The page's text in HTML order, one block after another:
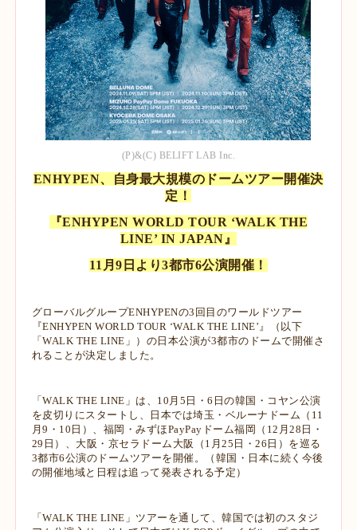
(P)&(C) BELIFT LAB Inc.
ENHYPEN、自身最大規模のドームツアー開催決
定！
『ENHYPEN WORLD TOUR ‘WALK THE
LINE’ IN JAPAN』
11月9日より3都市6公演開催！
グローバルグループENHYPENの3回目のワールドツアー
『ENHYPEN WORLD TOUR ‘WALK THE LINE’』（以下
「WALK THE LINE」）の日本公演が3都市のドームで開催さ
れることが決定しました。
「WALK THE LINE」は、10月5日・6日の韓国・コヤン公演
を皮切りにスタートし、日本では埼玉・ベルーナドーム（11
月9・10日）、福岡・みずほPayPayドーム福岡（12月28日・
29日）、大阪・京セラドーム大阪（1月25日・26日）を巡る
3都市6公演のドームツアーを開催。（韓国・日本に続く今後
の開催地域と日程は追って発表される予定）
「WALK THE LINE」ツアーを通して、韓国では初のスタジ